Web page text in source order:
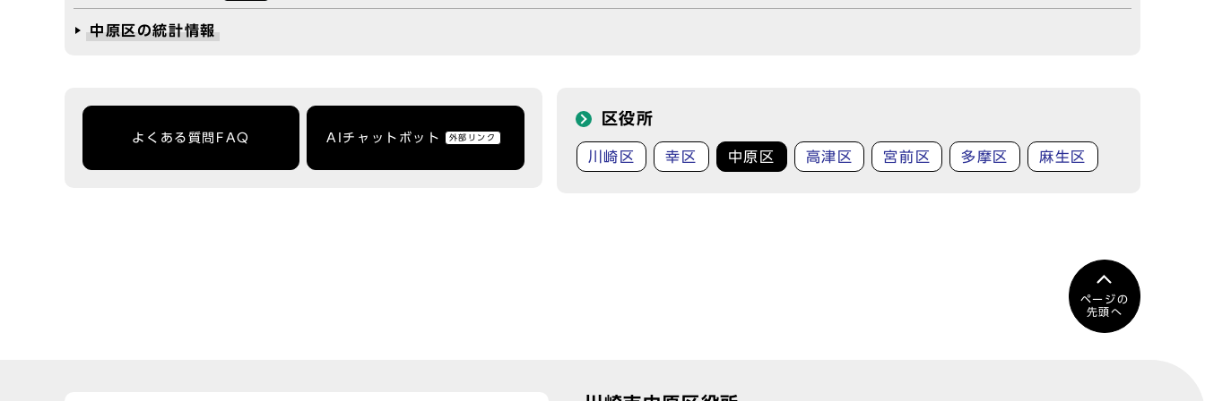
中原区の統計情報
よくある質問FAQ AIチャットボット 外部リンク
区役所
川崎区 幸区 中原区 高津区 宮前区 多摩区 麻生区
ページの
先頭へ